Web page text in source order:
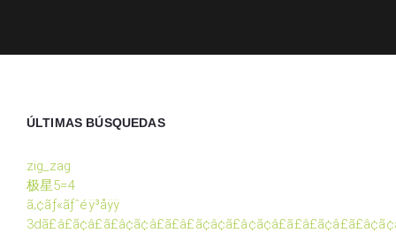
ÚLTIMAS BÚSQUEDAS
zig_zag
极星5=4
ã‚¢ãƒ«ãƒˆéÿ³åÿÿ